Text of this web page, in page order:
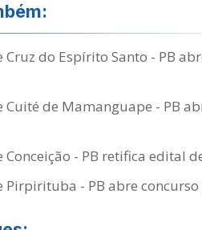
Cruz do Espírito Santo - PB
Cuité de Mamanguape - PB
Conceição - PB retifica edital
Pirpirituba - PB abre